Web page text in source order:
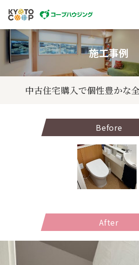
施工事例
中古住宅購入で個性豊かな
Before
After